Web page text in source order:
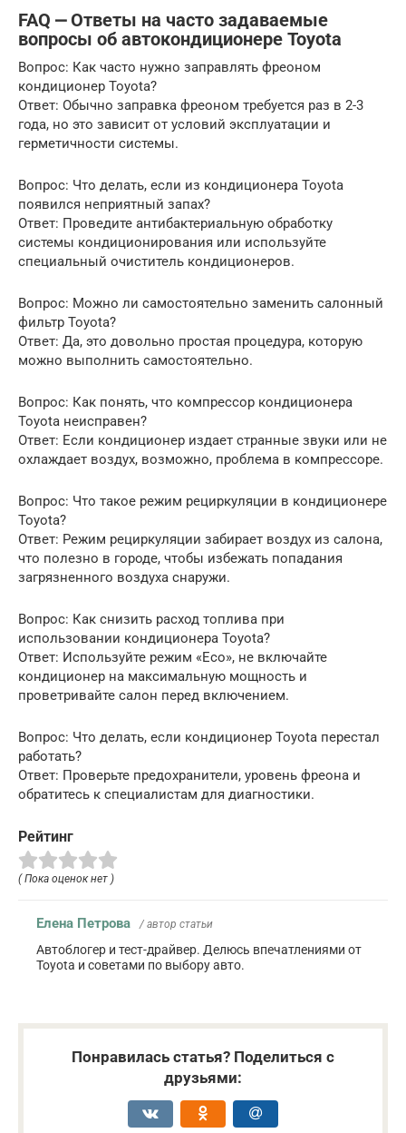
FAQ ⎼ Ответы на часто задаваемые
вопросы об автокондиционере Toyota
Вопрос: Как часто нужно заправлять фреоном
кондиционер Toyota?
Ответ: Обычно заправка фреоном требуется раз в 2-3
года, но это зависит от условий эксплуатации и
герметичности системы.
Вопрос: Что делать, если из кондиционера Toyota
появился неприятный запах?
Ответ: Проведите антибактериальную обработку
системы кондиционирования или используйте
специальный очиститель кондиционеров.
Вопрос: Можно ли самостоятельно заменить салонный
фильтр Toyota?
Ответ: Да, это довольно простая процедура, которую
можно выполнить самостоятельно.
Вопрос: Как понять, что компрессор кондиционера
Toyota неисправен?
Ответ: Если кондиционер издает странные звуки или не
охлаждает воздух, возможно, проблема в компрессоре.
Вопрос: Что такое режим рециркуляции в кондиционере
Toyota?
Ответ: Режим рециркуляции забирает воздух из салона,
что полезно в городе, чтобы избежать попадания
загрязненного воздуха снаружи.
Вопрос: Как снизить расход топлива при
использовании кондиционера Toyota?
Ответ: Используйте режим «Eco», не включайте
кондиционер на максимальную мощность и
проветривайте салон перед включением.
Вопрос: Что делать, если кондиционер Toyota перестал
работать?
Ответ: Проверьте предохранители, уровень фреона и
обратитесь к специалистам для диагностики.
Рейтинг
( Пока оценок нет )
Елена Петрова / автор статьи
Автоблогер и тест-драйвер. Делюсь впечатлениями от
Toyota и советами по выбору авто.
Понравилась статья? Поделиться с
друзьями: